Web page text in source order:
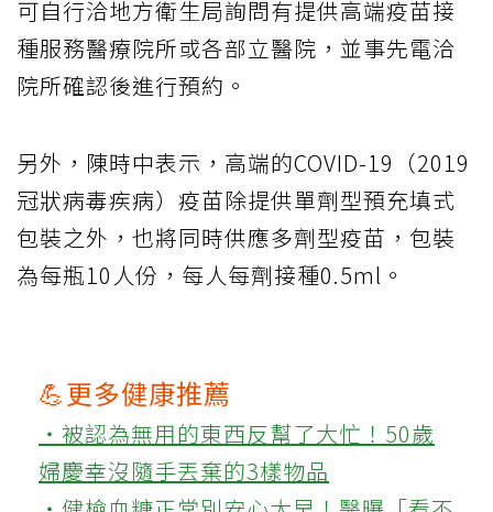
可自行洽地方衛生局詢問有提供高端疫苗接
種服務醫療院所或各部立醫院，並事先電洽
院所確認後進行預約。
另外，陳時中表示，高端的COVID-19（2019
冠狀病毒疾病）疫苗除提供單劑型預充填式
包裝之外，也將同時供應多劑型疫苗，包裝
為每瓶10人份，每人每劑接種0.5ml。
💪更多健康推薦
‧被認為無用的東西反幫了大忙！50歲
婦慶幸沒隨手丟棄的3樣物品